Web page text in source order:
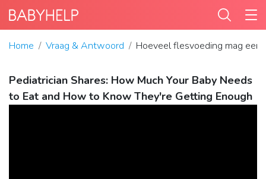
Home Vraag & Antwoord Hoeveel flesvoeding mag een
Pediatrician Shares: How Much Your Baby Needs
to Eat and How to Know They're Getting Enough